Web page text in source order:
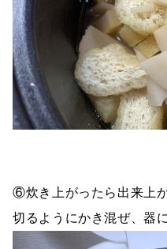
⑥炊き上がったら出来上
切るようにかき混ぜ、器